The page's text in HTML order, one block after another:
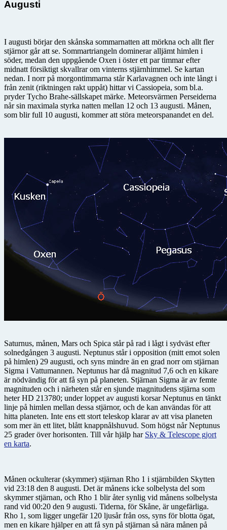
Augusti
I augusti börjar den skånska sommarnatten att mörkna och allt fler
stjärnor går att se. Sommartriangeln dominerar alljämt himlen i
söder, medan den uppgående Oxen i öster ett par timmar efter
midnatt försiktigt skvallrar om vinterns stjärnhimmel. Se kartan
nedan. I norr på morgontimmarna står Karlavagnen och inte långt i
från zenit (riktningen rakt uppåt) hittar vi Cassiopeia, som bl.a.
pryder Tycho Brahe-sällskapet märke. Meteorsvärmen Perseiderna
når sin maximala styrka natten mellan 12 och 13 augusti. Månen,
som blir full 10 augusti, kommer att störa meteorspanandet en del.
Saturnus, månen, Mars och Spica står på rad i lågt i sydväst efter
solnedgången 3 augusti. Neptunus står i opposition (mitt emot solen
på himlen) 29 augusti, och syns mindre än en grad norr om stjärnan
Sigma i Vattumannen. Neptunus har då magnitud 7,6 och en kikare
är nödvändig för att få syn på planeten. Stjärnan Sigma är av femte
magnituden och i närheten står en sjunde magnitudens stjärna som
heter HD 213780; under loppet av augusti korsar Neptunus en tänkt
linje på himlen mellan dessa stjärnor, och de kan användas för att
hitta planeten. Inte ens ett stort teleskop klarar av att visa planeten
som mer än ett litet, blått knappnålshuvud. Som högst når Neptunus
25 grader över horisonten. Till vår hjälp har Sky & Telescope gjort
en karta.
Månen ockulterar (skymmer) stjärnan Rho 1 i stjärnbilden Skytten
vid 23:18 den 8 augusti. Det är månens icke solbelysta del som
skymmer stjärnan, och Rho 1 blir åter synlig vid månens solbelysta
rand vid 00:20 den 9 augusti. Tiderna, för Skåne, är ungefärliga.
Rho 1, som ligger ungefär 120 ljusår från oss, syns för blotta ögat,
men en kikare hjälper en att få syn på stjärnan så nära månen på